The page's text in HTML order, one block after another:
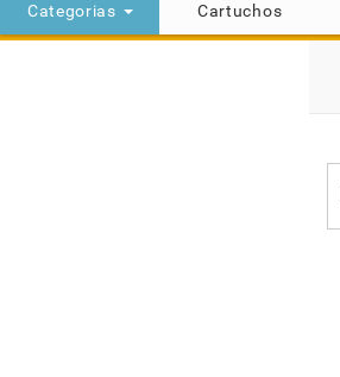
Categorias Cartuchos